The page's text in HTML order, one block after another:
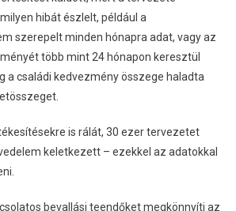
hibát észlelt, például a
szerepelt minden hónapra adat, vagy az
több mint 24 hónapon keresztül
a családi kedvezmény összege haladta
is rálát, 30 ezer tervezetet
keletkezett – ezekkel az adatokkal
bevallási teendőket megkönnyíti az